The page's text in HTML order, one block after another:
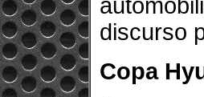
discurso
Copa